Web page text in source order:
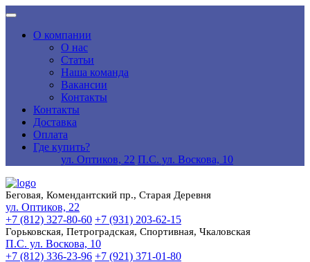
О компании
О нас
Статьи
Наша команда
Вакансии
Контакты
Контакты
Доставка
Оплата
Где купить?
ул. Оптиков, 22 П.С. ул. Воскова, 10
Беговая, Комендантский пр., Старая Деревня
ул. Оптиков, 22
+7 (812) 327-80-60 +7 (931) 203-62-15
Горьковская, Петроградская, Спортивная, Чкаловская
П.С. ул. Воскова, 10
+7 (812) 336-23-96 +7 (921) 371-01-80